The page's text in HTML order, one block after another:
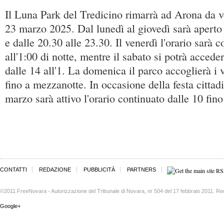
Il Luna Park del Tredicino rimarrà ad Arona da
23 marzo 2025. Dal lunedì al giovedì sarà
e dalle 20.30 alle 23.30. Il venerdì l'orario sarà
all'1:00 di notte, mentre il sabato si potrà
dalle 14 all'1. La domenica il parco accoglierà i
fino a mezzanotte. In occasione della festa
marzo sarà attivo l'orario continuato dalle 10
CONTATTI REDAZIONE PUBBLICITÀ PARTNERS
©2011 FreeNovara - Autorizzazione del Tribunale di Novara, nr 504 del 17 febbraio 2011.
Google+